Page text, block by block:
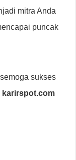
mitra Anda
puncak
sukses
karirspot.com